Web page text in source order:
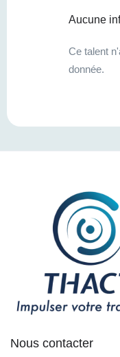
Aucune
Ce talent
donnée.
Nous contacter